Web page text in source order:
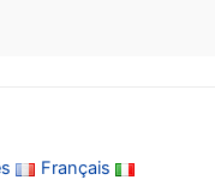
Français